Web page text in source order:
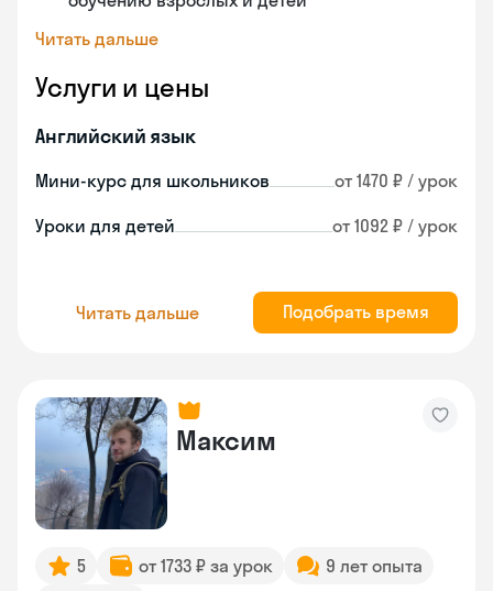
Читать дальше
Услуги и цены
Английский язык
Мини-курс для школьников от 1470 ₽ / урок
Уроки для детей от 1092 ₽ / урок
Читать дальше Подобрать время
Максим
5 от 1733 ₽ за урок
9 лет опыта